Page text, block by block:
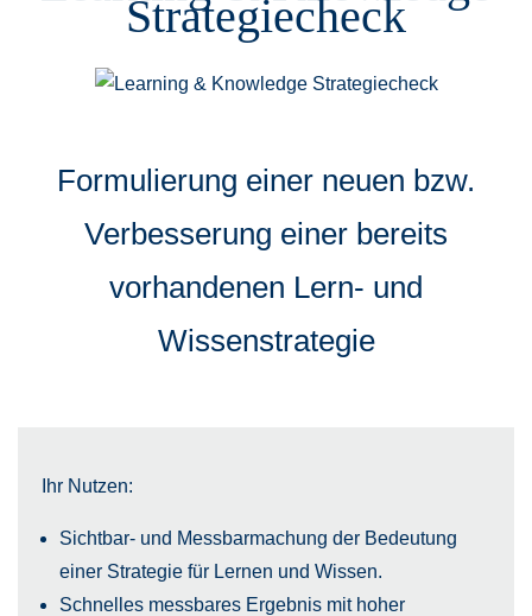
Strategiecheck
Formulierung einer neuen bzw.
Verbesserung einer bereits
vorhandenen Lern- und
Wissenstrategie
Ihr Nutzen:
Sichtbar- und Messbarmachung der Bedeutung
einer Strategie für Lernen und Wissen.
Schnelles messbares Ergebnis mit hoher